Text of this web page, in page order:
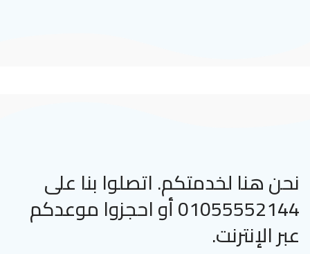
نحن هنا لخدمتكم. اتصلوا بنا على
01055552144 أو احجزوا موعدكم
عبر الإنترنت.